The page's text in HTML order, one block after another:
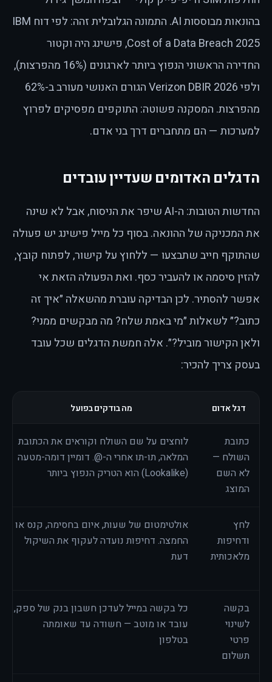
בהונאות מבוססות AI. התמונה הגלובלית זהה: לפי דוח IBM
Cost of a Data Breach 2025, פישינג היה וקטור
החדירה הראשוני הנפוץ ביותר לארגונים (16% מהפרצות),
ולפי Verizon DBIR 2026 הגורם האנושי מעורב ב-62%
מהפרצות. המסקנה פשוטה: התוקפים מפסיקים לפרוץ
למערכות — הם מתחברים דרך בני אדם.
הדגלים האדומים שעדיין עובדים
החדשות הטובות: ה-AI שיפר את הניסוח, אבל לא שינה
את המכניקה של ההונאה. בסוף כל מייל פישינג יש פעולה
שהתוקף חייב שתבצעו — ללחוץ על קישור, לפתוח קובץ,
להזין סיסמה או להעביר כסף. ואת הפעולה הזאת אי
אפשר להסתיר. לכן הבדיקה עוברת מהשאלה ״איך זה
כתוב?״ לשאלות ״מי באמת שלח? מה מבקשים ממני?
ולאן הקישור מוביל?״. אלה חמשת הדגלים שכל עובד
בעסק צריך להכיר:
דגל אדום מה בודקים בפועל
כתובת
השולח —
לא השם
המוצג
לוחצים על שם השולח וקוראים את הכתובת
המלאה, תו-תו אחרי ה-@. דומיין דומה-מטעה
(Lookalike) הוא הטריק הנפוץ ביותר
לחץ
ודחיפות
מלאכותית
אולטימטום של שעות, איום בחסימה, קנס או
החמצה. דחיפות נועדה לעקוף את השיקול
דעת
בקשה
לשינוי
פרטי
תשלום
כל בקשה במייל לעדכן חשבון בנק של ספק,
עובד או מוטב — חשודה עד שאומתה
בטלפון